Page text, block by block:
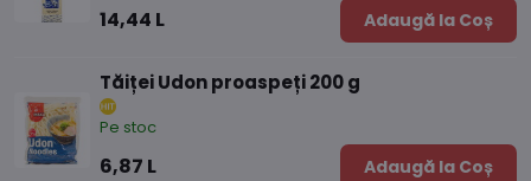
14,44 L Adaugă la Coș
Tăiței Udon proaspeți 200 g
Pe stoc
6,87 L Adaugă la Coș